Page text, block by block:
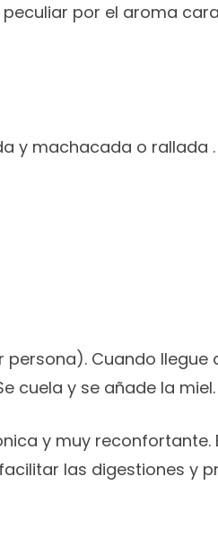
por el aroma
y machacada o rallada .
Cuando
cuela y se añade la miel.
y muy
las digestiones y